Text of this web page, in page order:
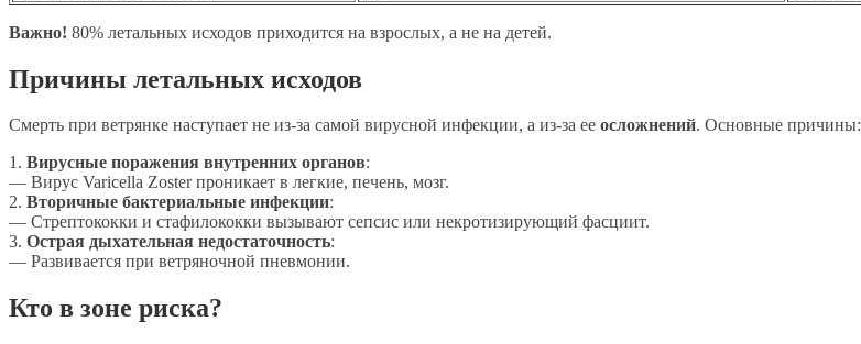
Важно! 80% летальных исходов приходится на взрослых, а не на детей.
Причины летальных исходов
Смерть при ветрянке наступает не из-за самой вирусной инфекции, а из-за ее осложнений. Основные причины:
1. Вирусные поражения внутренних органов:
— Вирус Varicella Zoster проникает в легкие, печень, мозг.
2. Вторичные бактериальные инфекции:
— Стрептококки и стафилококки вызывают сепсис или некротизирующий фасциит.
3. Острая дыхательная недостаточность:
— Развивается при ветряночной пневмонии.
Кто в зоне риска?